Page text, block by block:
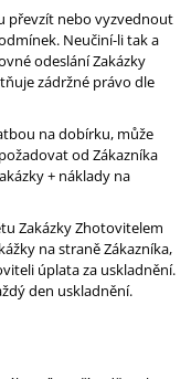
převzít nebo vyzvednout
Neučiní-li tak a
odeslání Zakázky
zádržné právo dle
na dobírku, může
od Zákazníka
+ náklady na
Zakázky Zhotovitelem
na straně Zákazníka,
úplata za uskladnění.
den uskladnění.